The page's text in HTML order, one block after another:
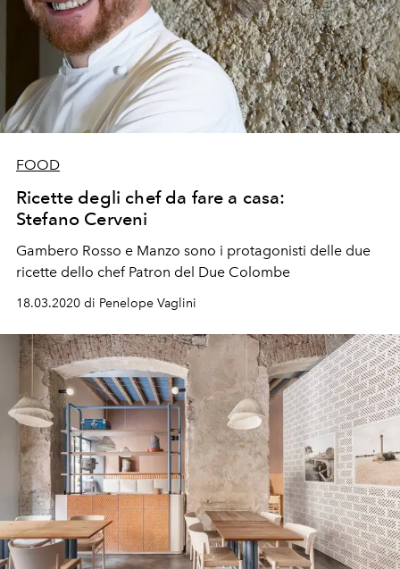
FOOD
Ricette degli chef da fare a casa:
Stefano Cerveni
Gambero Rosso e Manzo sono i protagonisti delle due
ricette dello chef Patron del Due Colombe
18.03.2020 di Penelope Vaglini